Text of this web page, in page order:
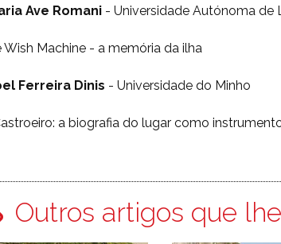
Ave Romani - Universidade Autónoma de
Wish Machine - a memória da ilha
Ferreira Dinis - Universidade do Minho
a biografia do lugar como
Outros artigos que